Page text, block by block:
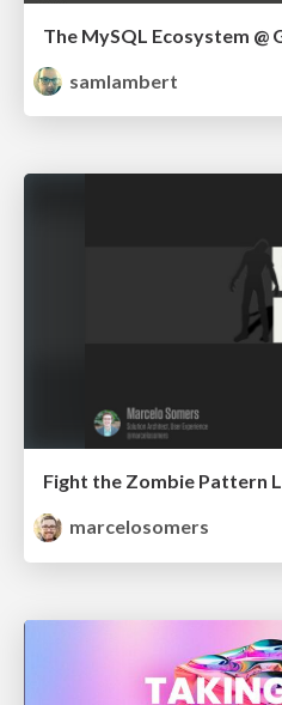
The MySQL Ecosystem @
samlambert
marcelosomers